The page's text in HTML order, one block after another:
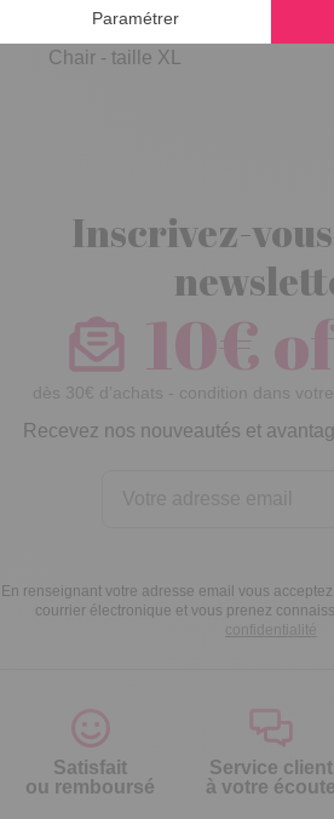
culottes confort
Chair - taille XL
Inscrivez-
10€
dès 30€ d’achats - condition dans
Recevez nos nouveautés et
En renseignant votre adresse email vous
courrier électronique et vous prenez
confidentialité
Satisfait
ou remboursé
Service client
à votre écoute